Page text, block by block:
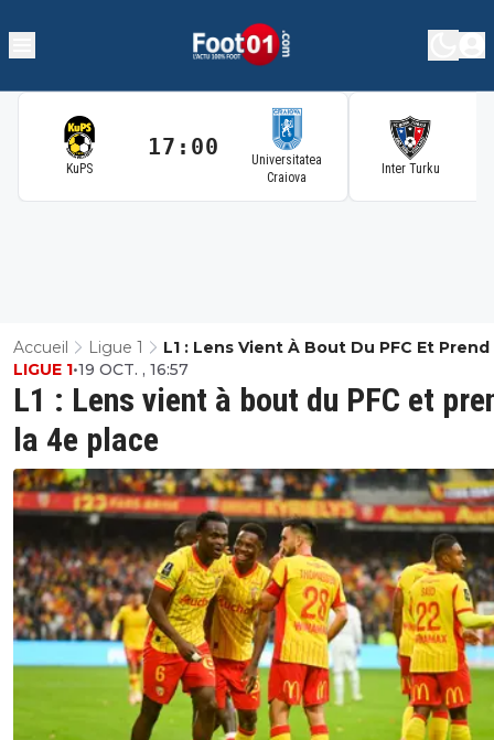
KuPS
17:00
Universitatea
Craiova
Inter Turku
Accueil Ligue 1
L1 : Lens Vient À Bout Du PFC Et
Place
L1 : Lens vient à bout du PFC et
la 4e place
LIGUE 1•19 OCT. , 16:57